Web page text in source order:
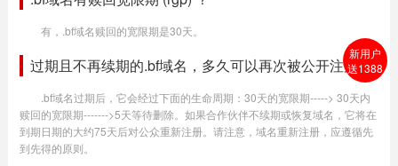
有，.bf域名赎回的宽限期是30天。
过期且不再续期的.bf域名，多久可以再次被公开注册？
.bf域名过期后，它会经过下面的生命周期：30天的宽限期-----> 30天内
赎回的宽限期------->5天等待删除。如果合作伙伴不续期或恢复域名，它将在
到期日期的大约75天后对公众重新注册。请注意，域名重新注册，应遵循先
到先得的原则。
新用户
送1388